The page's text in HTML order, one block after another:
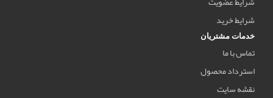
شرایط خرید
خدمات مشتریان
تماس با ما
استرداد محصول
نقشه سایت